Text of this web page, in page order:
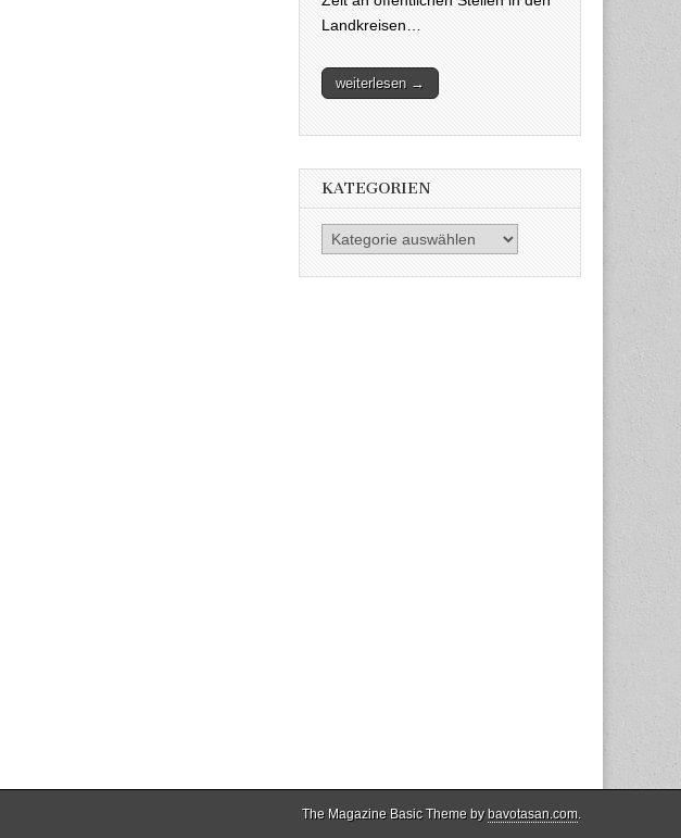
Landkreisen…
weiterlesen →
KATEGORIEN
Kategorien
The Magazine Basic Theme bybavotasan.com.